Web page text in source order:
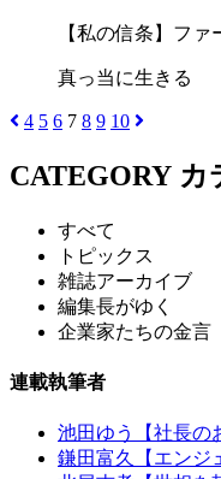
【私の信条】フ
真っ当に生きる
4 5 6 7 8 9 10
CATEGORY カ
すべて
トピックス
雑誌アーカイブ
編集長がゆく
企業家たちの金言
連載執筆者
池田ゆう【社長の
鎌田富久【エンジ